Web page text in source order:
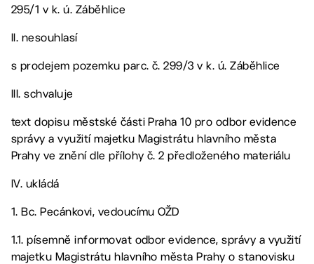
295/1 v k. ú. Záběhlice
II. nesouhlasí
s prodejem pozemku parc. č. 299/3 v k. ú. Záběhlice
III. schvaluje
text dopisu městské části Praha 10 pro odbor evidence
správy a využití majetku Magistrátu hlavního města
Prahy ve znění dle přílohy č. 2 předloženého materiálu
IV. ukládá
1. Bc. Pecánkovi, vedoucímu OŽD
1.1. písemně informovat odbor evidence, správy a využití
majetku Magistrátu hlavního města Prahy o stanovisku